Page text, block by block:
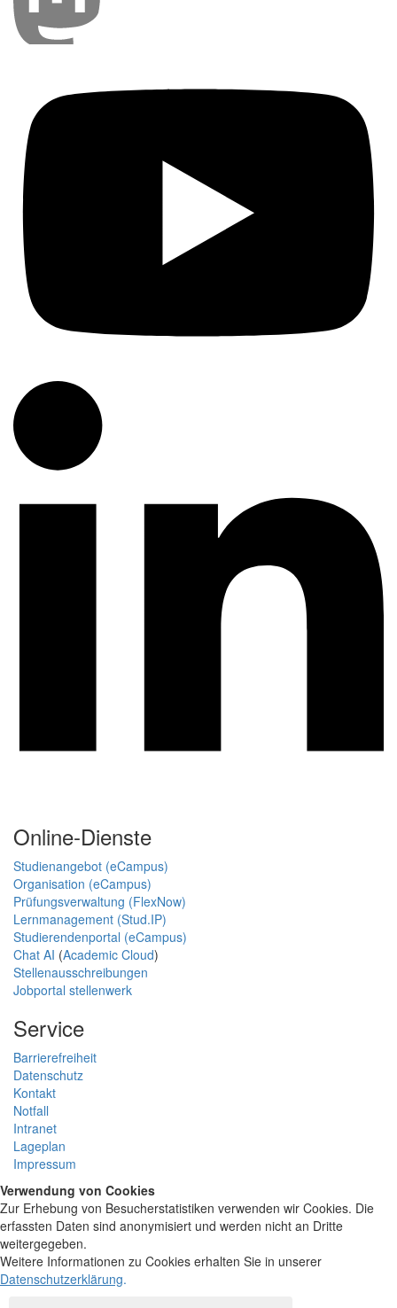
Online-Dienste
Studienangebot (eCampus)
Organisation (eCampus)
Prüfungsverwaltung (FlexNow)
Lernmanagement (Stud.IP)
Studierendenportal (eCampus)
Chat AI (Academic Cloud)
Stellenausschreibungen
Jobportal stellenwerk
Service
Barrierefreiheit
Datenschutz
Kontakt
Notfall
Intranet
Lageplan
Impressum
Verwendung von Cookies
Zur Erhebung von Besucherstatistiken verwenden wir Cookies. Die
erfassten Daten sind anonymisiert und werden nicht an Dritte
weitergegeben.
Weitere Informationen zu Cookies erhalten Sie in unserer
Datenschutzerklärung.